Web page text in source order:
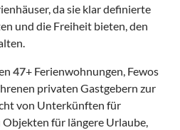
da sie klar definierte
und die Freiheit bieten, den
47+ Ferienwohnungen, Fewos
privaten Gastgebern zur
von Unterkünften für
für längere Urlaube,